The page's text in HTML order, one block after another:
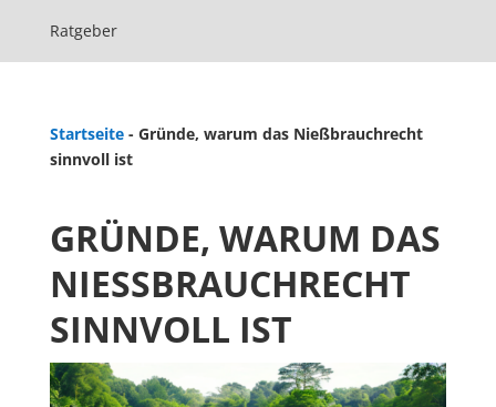
Ratgeber
Startseite- Gründe, warum das Nießbrauchrecht
sinnvoll ist
GRÜNDE, WARUM DAS
NIESSBRAUCHRECHT S
INNVOLL IST